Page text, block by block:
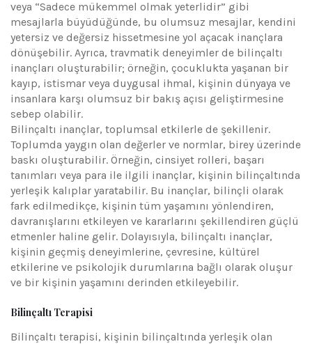
veya “Sadece mükemmel olmak yeterlidir” gibi
mesajlarla büyüdüğünde, bu olumsuz mesajlar, kendini
yetersiz ve değersiz hissetmesine yol açacak inançlara
dönüşebilir. Ayrıca, travmatik deneyimler de bilinçaltı
inançları oluşturabilir; örneğin, çocuklukta yaşanan bir
kayıp, istismar veya duygusal ihmal, kişinin dünyaya ve
insanlara karşı olumsuz bir bakış açısı geliştirmesine
sebep olabilir.
Bilinçaltı inançlar, toplumsal etkilerle de şekillenir.
Toplumda yaygın olan değerler ve normlar, birey üzerinde
baskı oluşturabilir. Örneğin, cinsiyet rolleri, başarı
tanımları veya para ile ilgili inançlar, kişinin bilinçaltında
yerleşik kalıplar yaratabilir. Bu inançlar, bilinçli olarak
fark edilmedikçe, kişinin tüm yaşamını yönlendiren,
davranışlarını etkileyen ve kararlarını şekillendiren güçlü
etmenler haline gelir. Dolayısıyla, bilinçaltı inançlar,
kişinin geçmiş deneyimlerine, çevresine, kültürel
etkilerine ve psikolojik durumlarına bağlı olarak oluşur
ve bir kişinin yaşamını derinden etkileyebilir.
Bilinçaltı Terapisi
Bilinçaltı terapisi, kişinin bilinçaltında yerleşik olan